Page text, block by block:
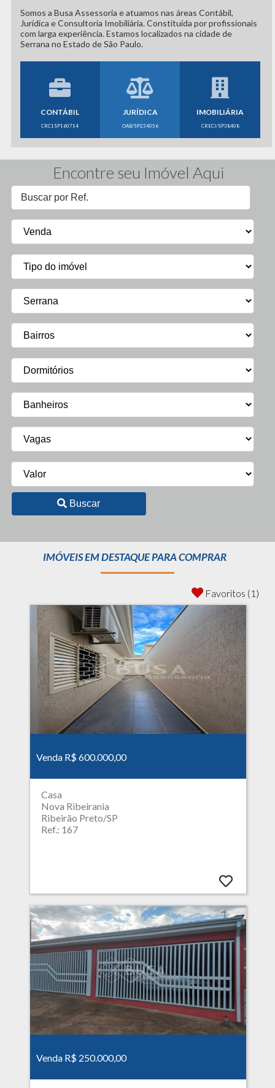
Somos a Busa Assessoria e atuamos nas áreas Contábil,
Jurídica e Consultoria Imobiliária. Constituída por profissionais
com larga experiência. Estamos localizados na cidade de
Serrana no Estado de São Paulo.
CONTÁBIL
CRC1SP160714
JURÍDICA
OAB/SP234056
IMOBILIÁRIA
CRECI/SP38408
Encontre seu Imóvel Aqui
Buscar
IMÓVEIS EM DESTAQUE PARA COMPRAR
Favoritos (1)
Venda R$ 600.000,00
Casa
Nova Ribeirania
Ribeirão Preto/SP
Ref.: 167
Venda R$ 250.000,00